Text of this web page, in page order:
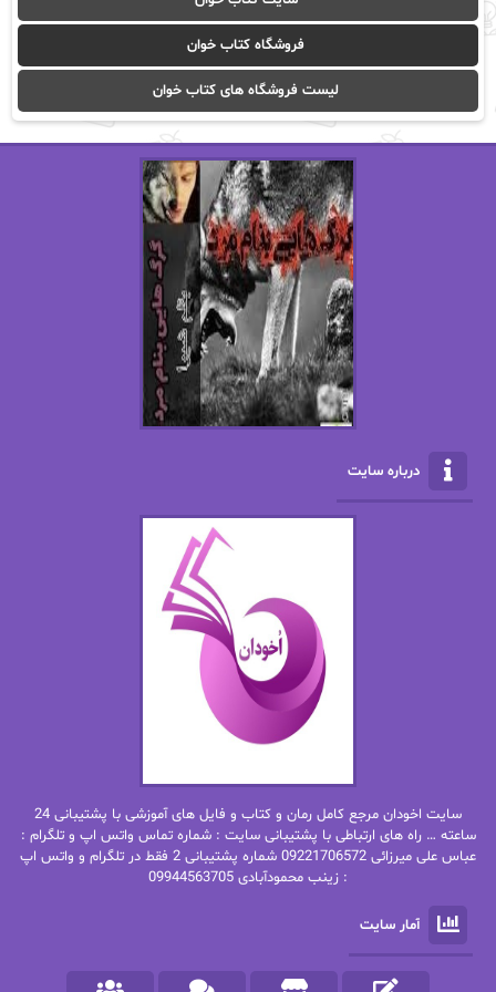
آیدا باقری آیسان صادقی
ا_اصغر زاده ا_اصغرزاده
اریک مورگنشترن از نیلوفر لاری
استل مسکم
اصغر زاده
اکرم محمدی
الف صاد
الکساندر دوما
الناز پاکپور‌
الناز محمدی
امیر فرهی
باران
بهار سلطانی
بهاره شیرازی
بهاره.م
بیتا فرخی
پاتریشیا ویلسون پرتو فرهمند
پرستو اسحقی
پرستو مهاجر
پرهام رسولی
فروشگاه کتاب خوان
لیست فروشگاه های کتاب خوان
درباره سایت
سایت اخودان مرجع کامل رمان و کتاب و فایل های آموزشی با پشتیبانی 24
ساعته … راه های ارتباطی با پشتیبانی سایت : شماره تماس واتس اپ و تلگرام :
عباس علی میرزائی 09221706572 شماره پشتیبانی 2 فقط در تلگرام و واتس اپ
: زینب محمودآبادی 09944563705
آمار سایت